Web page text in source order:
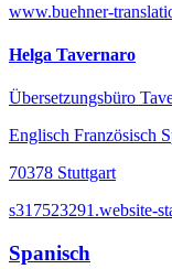
www.buehner-
Helga Tavernaro
Übersetzungsbüro
Englisch Französisch
70378 Stuttgart
s317523291.website-
Spanisch